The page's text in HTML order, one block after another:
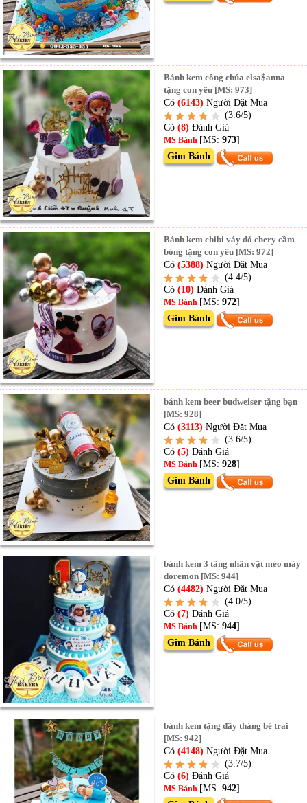
Bánh kem công chúa elsa$anna
tặng con yêu [MS: 973]
Có(6143) Người Đặt Mua
(3.6/5)
Có (8)Đánh Giá
MS Bánh [MS:973]
Gim Bánh
Bánh kem chibi váy đỏ chery cầm
bóng tặng con yêu [MS: 972]
Có(5388) Người Đặt Mua
(4.4/5)
Có (10)Đánh Giá
MS Bánh [MS:972]
Gim Bánh
bánh kem beer budweiser tặng bạn
[MS: 928]
Có(3113) Người Đặt Mua
(3.6/5)
Có (5)Đánh Giá
MS Bánh [MS:928]
Gim Bánh
bánh kem 3 tầng nhân vật mèo máy
doremon [MS: 944]
Có(4482) Người Đặt Mua
(4.0/5)
Có (7)Đánh Giá
MS Bánh [MS:944]
Gim Bánh
bánh kem tặng đầy tháng bé trai
[MS: 942]
Có(4148) Người Đặt Mua
(3.7/5)
Có (6)Đánh Giá
MS Bánh [MS:942]